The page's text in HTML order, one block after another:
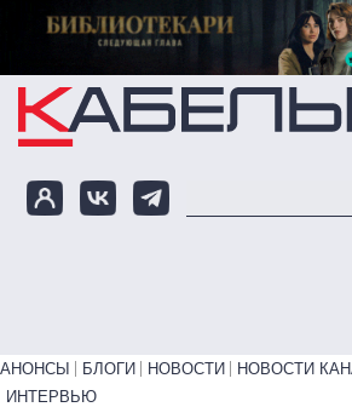
Перейти к основному содержанию
Primary links bottom
АНОНСЫ БЛОГИ НОВОСТИ НОВОСТИ
ИНТЕРВЬЮ